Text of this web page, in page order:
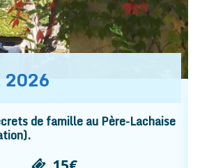
2026
de famille au Père-Lachaise